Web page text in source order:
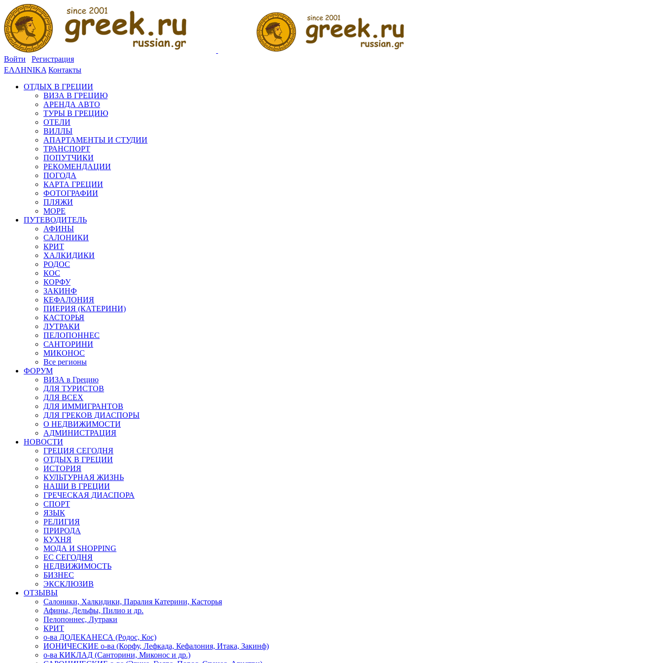
Войти
Регистрация
ΕΛΛΗΝΙΚΑ Контакты
ОТДЫХ В ГРЕЦИИ
ВИЗА В ГРЕЦИЮ
АРЕНДА АВТО
ТУРЫ В ГРЕЦИЮ
ОТЕЛИ
ВИЛЛЫ
АПАРТАМЕНТЫ И СТУДИИ
ТРАНСПОРТ
ПОПУТЧИКИ
РЕКОМЕНДАЦИИ
ПОГОДА
КАРТА ГРЕЦИИ
ФОТОГРАФИИ
ПЛЯЖИ
МОРЕ
ПУТЕВОДИТЕЛЬ
АФИНЫ
САЛОНИКИ
КРИТ
ХАЛКИДИКИ
РОДОС
КОС
КОРФУ
ЗАКИНФ
КЕФАЛОНИЯ
ПИЕРИЯ (КАТЕРИНИ)
КАСТОРЬЯ
ЛУТРАКИ
ПЕЛОПОННЕС
САНТОРИНИ
МИКОНОС
Все регионы
ФОРУМ
ВИЗА в Грецию
ДЛЯ ТУРИСТОВ
ДЛЯ ВСЕХ
ДЛЯ ИММИГРАНТОВ
ДЛЯ ГРЕКОВ ДИАСПОРЫ
О НЕДВИЖИМОСТИ
АДМИНИСТРАЦИЯ
НОВОСТИ
ГРЕЦИЯ СЕГОДНЯ
ОТДЫХ В ГРЕЦИИ
ИСТОРИЯ
КУЛЬТУРНАЯ ЖИЗНЬ
НАШИ В ГРЕЦИИ
ГРЕЧЕСКАЯ ДИАСПОРА
СПОРТ
ЯЗЫК
РЕЛИГИЯ
ПРИРОДА
КУХНЯ
МОДА И SHOPPING
ЕС СЕГОДНЯ
НЕДВИЖИМОСТЬ
БИЗНЕС
ЭКСКЛЮЗИВ
ОТЗЫВЫ
Салоники, Халкидики, Паралия Катерини, Касторья
Афины, Дельфы, Пилио и др.
Пелопоннес, Лутраки
КРИТ
о-ва ДОДЕКАНЕСА (Родос, Кос)
ИОНИЧЕСКИЕ о-ва (Корфу, Лефкада, Кефалония, Итака, Закинф)
о-ва КИКЛАД (Санторини, Миконос и др.)